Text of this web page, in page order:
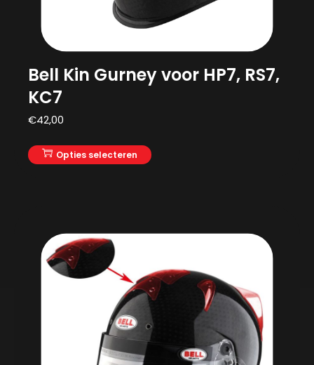
Bell Kin Gurney voor HP7, RS7,
KC7
€42,00
Opties selecteren